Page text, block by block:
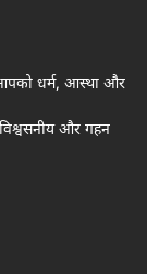
आपको धर्म, आस्था और
और गहन